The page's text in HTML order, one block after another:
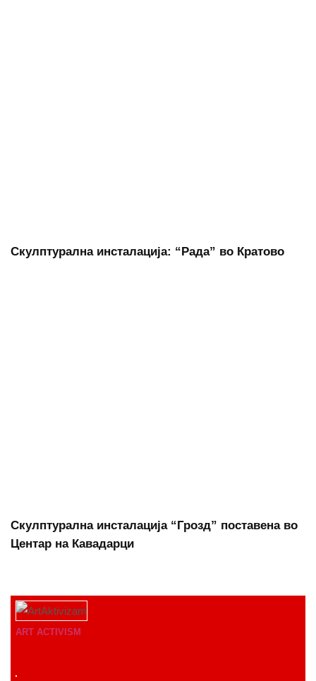
Скулптурална инсталација: “Рада” во Кратово
Скулптурална инсталација “Грозд” поставена во
Центар на Кавадарци
ART ACTIVISM